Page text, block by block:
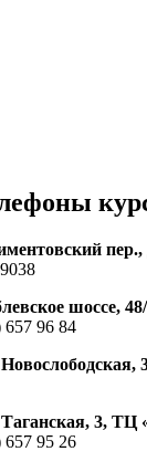
пер.,
шоссе,
657 96 84
3, ТЦ
657 95 26